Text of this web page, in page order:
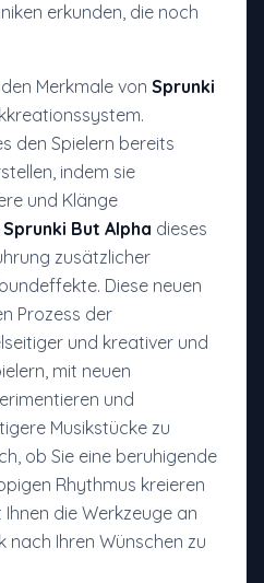
erkunden, die noch
Merkmale von Sprunki
den Spielern bereits
indem sie
und Klänge
Sprunki But Alpha dieses
zusätzlicher
Diese neuen
Prozess der
und kreativer und
mit neuen
und
Musikstücke zu
ob Sie eine beruhigende
Rhythmus kreieren
die Werkzeuge an
nach Ihren Wünschen zu